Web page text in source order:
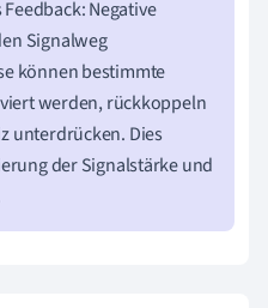
Negative
Signalweg
können bestimmte
werden, rückkoppeln
unterdrücken. Dies
der Signalstärke und